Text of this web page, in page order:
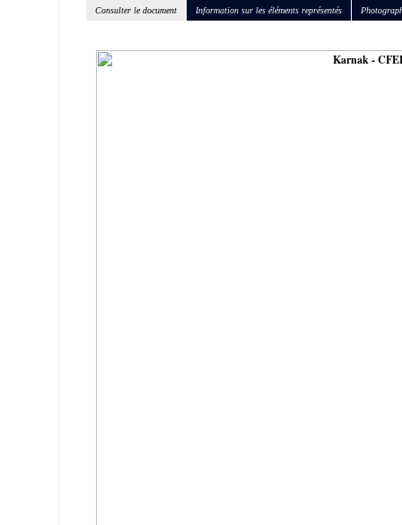
Consulter le document Information sur les éléments représentés